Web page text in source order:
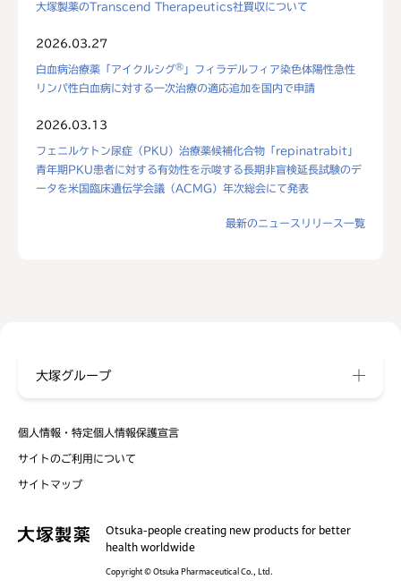
大塚製薬のTranscend Therapeutics社買収について
2026.03.27
白血病治療薬「アイクルシグ® 」フィラデルフィア染色体陽性急性
リンパ性白血病に対する一次治療の適応追加を国内で申請
2026.03.13
フェニルケトン尿症（PKU）治療薬候補化合物「repinatrabit」
青年期PKU患者に対する有効性を示唆する長期非盲検延長試験のデ
ータを米国臨床遺伝学会議（ACMG）年次総会にて発表
最新のニュースリリース一覧
個人情報・特定個人情報保護宣言
サイトのご利用について
サイトマップ
大塚グループ
Otsuka-people creating new products for better
health worldwide
Copyright © Otsuka Pharmaceutical Co., Ltd.